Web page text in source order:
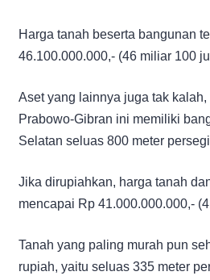
Harga tanah beserta bangunan
46.100.000.000,- (46 miliar 100
Aset yang lainnya juga tak
Prabowo-Gibran ini memiliki
Selatan seluas 800 meter
Jika dirupiahkan, harga tanah
mencapai Rp 41.000.000.000,-
Tanah yang paling murah pun
rupiah, yaitu seluas 335 meter